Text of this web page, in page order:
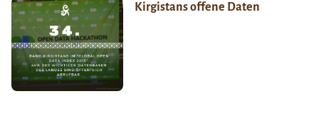
Kirgistans offene Daten